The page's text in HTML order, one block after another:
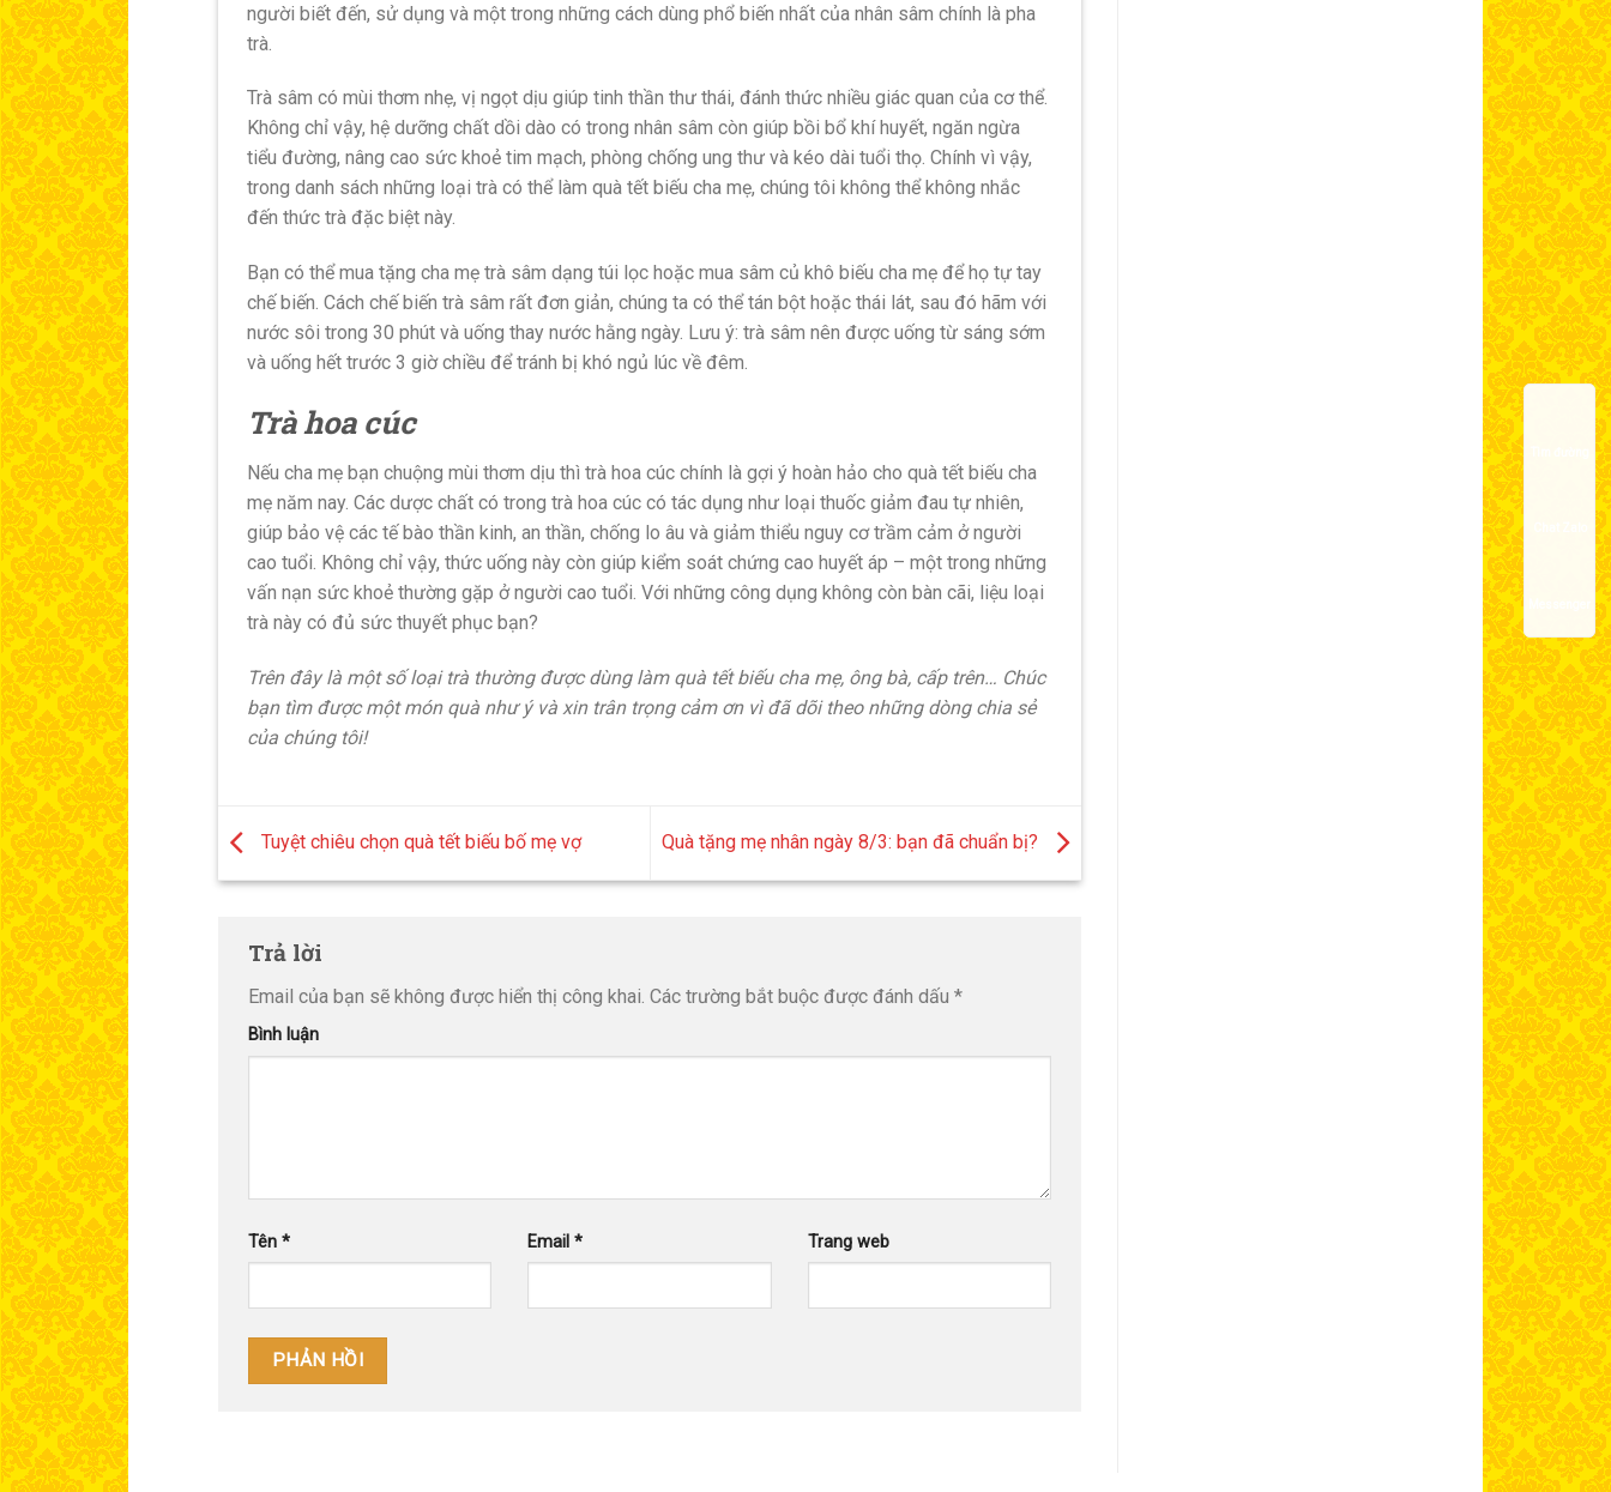
người biết đến, sử dụng và một trong những cách dùng phổ biến nhất của nhân sâm chính là pha
trà.
Trà sâm có mùi thơm nhẹ, vị ngọt dịu giúp tinh thần thư thái, đánh thức nhiều giác quan của cơ thể.
Không chỉ vậy, hệ dưỡng chất dồi dào có trong nhân sâm còn giúp bồi bổ khí huyết, ngăn ngừa
tiểu đường, nâng cao sức khoẻ tim mạch, phòng chống ung thư và kéo dài tuổi thọ. Chính vì vậy,
trong danh sách những loại trà có thể làm quà tết biếu cha mẹ, chúng tôi không thể không nhắc
đến thức trà đặc biệt này.
Bạn có thể mua tặng cha mẹ trà sâm dạng túi lọc hoặc mua sâm củ khô biếu cha mẹ để họ tự tay
chế biến. Cách chế biến trà sâm rất đơn giản, chúng ta có thể tán bột hoặc thái lát, sau đó hãm với
nước sôi trong 30 phút và uống thay nước hằng ngày. Lưu ý: trà sâm nên được uống từ sáng sớm
và uống hết trước 3 giờ chiều để tránh bị khó ngủ lúc về đêm.
Trà hoa cúc
Nếu cha mẹ bạn chuộng mùi thơm dịu thì trà hoa cúc chính là gợi ý hoàn hảo cho quà tết biếu cha
mẹ năm nay. Các dược chất có trong trà hoa cúc có tác dụng như loại thuốc giảm đau tự nhiên,
giúp bảo vệ các tế bào thần kinh, an thần, chống lo âu và giảm thiểu nguy cơ trầm cảm ở người
cao tuổi. Không chỉ vậy, thức uống này còn giúp kiểm soát chứng cao huyết áp – một trong những
vấn nạn sức khoẻ thường gặp ở người cao tuổi. Với những công dụng không còn bàn cãi, liệu loại
trà này có đủ sức thuyết phục bạn?
Trên đây là một số loại trà thường được dùng làm quà tết biếu cha mẹ, ông bà, cấp trên… Chúc
bạn tìm được một món quà như ý và xin trân trọng cảm ơn vì đã dõi theo những dòng chia sẻ
của chúng tôi!
Tuyệt chiêu chọn quà tết biếu bố mẹ vợ Quà tặng mẹ nhân ngày 8/3: bạn đã chuẩn bị?
Trả lời
Email của bạn sẽ không được hiển thị công khai. Các trường bắt buộc được đánh dấu *
Bình luận
Tên * Email* Trang web